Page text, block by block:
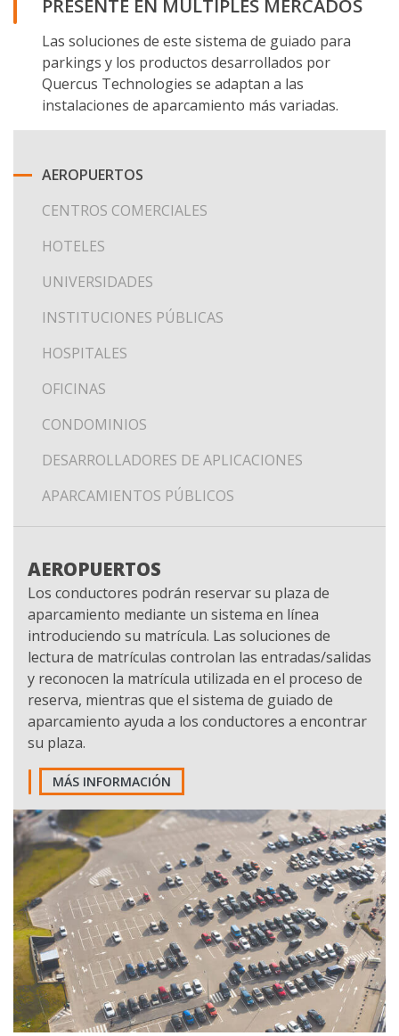
Las soluciones de este sistema de guiado para
parkings y los productos desarrollados por
Quercus Technologies se adaptan a las
instalaciones de aparcamiento más variadas.
CENTROS COMERCIALES
HOTELES
UNIVERSIDADES
INSTITUCIONES PÚBLICAS
HOSPITALES
OFICINAS
CONDOMINIOS
DESARROLLADORES DE APLICACIONES
APARCAMIENTOS PÚBLICOS
Los conductores podrán reservar su plaza de
aparcamiento mediante un sistema en línea
introduciendo su matrícula. Las soluciones de
lectura de matrículas controlan las entradas/salidas
y reconocen la matrícula utilizada en el proceso de
reserva, mientras que el sistema de guiado de
aparcamiento ayuda a los conductores a encontrar
su plaza.
MÁS INFORMACIÓN